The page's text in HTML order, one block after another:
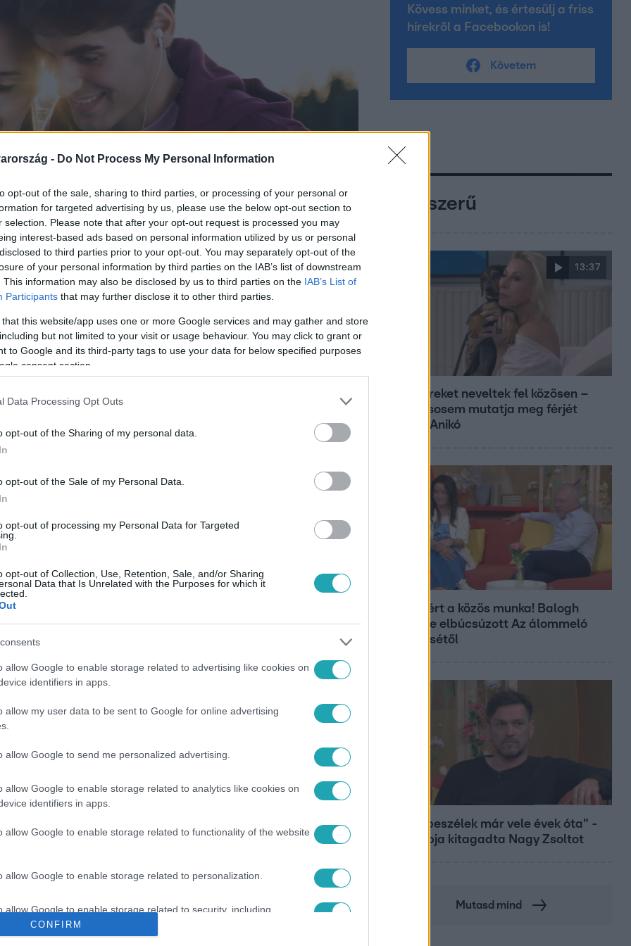
- Do Not Process My Personal Information
opt-out of the sale, sharing to third parties, or processing of your personal or
for targeted advertising by us, please use the below opt-out section to
selection. Please note that after your opt-out request is processed you may
interest-based ads based on personal information utilized by us or personal
to third parties prior to your opt-out. You may separately opt-out of the
of your personal information by third parties on the IAB’s list of downstream
This information may also be disclosed by us to third parties on the IAB’s List of
Participants that may further disclose it to other third parties.
that this website/app uses one or more Google services and may gather and store
but not limited to your visit or usage behaviour. You may click to grant or
to Google and its third-party tags to use your data for below specified purposes
consent section.
Data Processing Opt Outs
opt-out of the Sharing of my personal data.
opt-out of the Sale of my Personal Data.
opt-out of processing my Personal Data for Targeted
opt-out of Collection, Use, Retention, Sale, and/or Sharing
Data that Is Unrelated with the Purposes for which it
allow Google to enable storage related to advertising like cookies on
identifiers in apps.
allow my user data to be sent to Google for online advertising
allow Google to send me personalized advertising.
allow Google to enable storage related to analytics like cookies on
identifiers in apps.
allow Google to enable storage related to functionality of the website
allow Google to enable storage related to personalization.
allow Google to enable storage related to security, including
functionality and fraud prevention, and other user protection.
CONFIRM
prímet 2025-ben? Az új modellek már
segítenek eligazodni a hétköznapok
üzenetekről vagy akár
fejlődik, mint valaha, és vele
legyen a Google-találatokban!
ANDROID # SAMSUNG # IPHONE # GOOGLE
Kövess minket, és értesülj a friss
hírekről a Facebookon is!
Követem
Népszerű
13:37
Öt gyereket neveltek fel közösen –
szinte sosem mutatja meg férjét
Ungár Anikó
Véget ért a közös munka! Balogh
Levente elbúcsúzott Az álommeló
győztesétől
"Nem beszélek már vele évek óta" -
Édesapja kitagadta Nagy Zsoltot
Mutasd mind